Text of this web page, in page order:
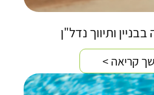
ותיווך נדל"ן
קריאה >